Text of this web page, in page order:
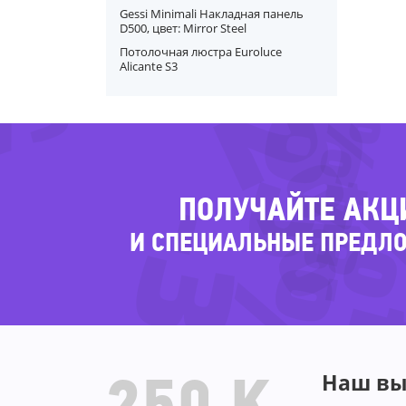
Gessi Minimali Накладная панель
D500, цвет: Mirror Steel
Потолочная люстра Euroluce
Alicante S3
ПОЛУЧАЙТЕ
И СПЕЦИАЛЬНЫЕ-84%
-- Наш